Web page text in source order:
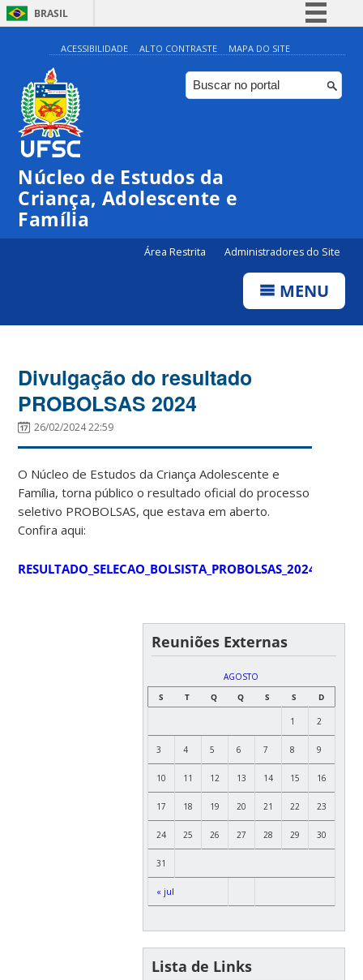
BRASIL
Simplifique!
Comunica BR
Participe
ACESSIBILIDADE ALTO CONTRASTE MAPA DO SITE
Núcleo de Estudos da
Criança, Adolescente e
Família
Área Restrita Administradores do Site
MENU
Divulgação do resultado
PROBOLSAS 2024
26/02/2024 22:59
O Núcleo de Estudos da Criança Adolescente e
Família, torna público o resultado oficial do processo
seletivo PROBOLSAS, que estava em aberto.
Confira aqui:
Reuniões Externas
AGOSTO
S
T Q Q S S D
« jul
1 2
3 4 5 6 7 8 9
10 11 12 13 14 15 16
17 18 19 20 21 22 23
24 25 26 27 28 29 30
31
Lista de Links